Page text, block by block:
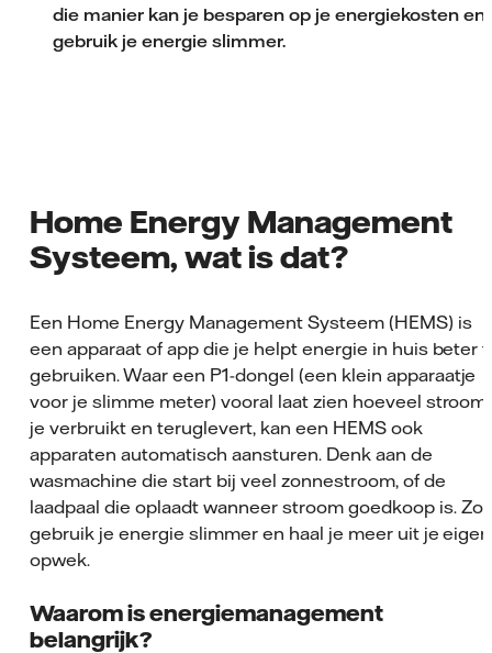
die manier kan je besparen op je energiekosten en
gebruik je energie slimmer.
Home Energy Management
Systeem, wat is dat?
Een Home Energy Management Systeem (HEMS) is
een apparaat of app die je helpt energie in huis beter
gebruiken. Waar een P1-dongel (een klein apparaatje
voor je slimme meter) vooral laat zien hoeveel stroom
je verbruikt en teruglevert, kan een HEMS ook
apparaten automatisch aansturen. Denk aan de
wasmachine die start bij veel zonnestroom, of de
laadpaal die oplaadt wanneer stroom goedkoop is. Zo
gebruik je energie slimmer en haal je meer uit je eigen
opwek.
Waarom is energiemanagement
belangrijk?